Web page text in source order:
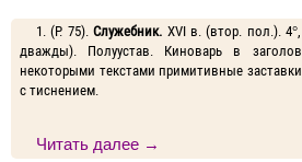
1. (Р. 75).Служебник. XVI в. (втор. пол.).
дважды). Полуустав. Киноварь в
некоторыми текстами примитивные
с тиснением.
Читать далее →